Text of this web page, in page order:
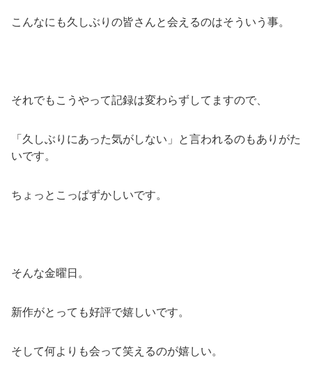
こんなにも久しぶりの皆さんと会えるのはそういう事。
それでもこうやって記録は変わらずしてますので、
「久しぶりにあった気がしない」と言われるのもありがた
いです。
ちょっとこっぱずかしいです。
そんな金曜日。
新作がとっても好評で嬉しいです。
そして何よりも会って笑えるのが嬉しい。